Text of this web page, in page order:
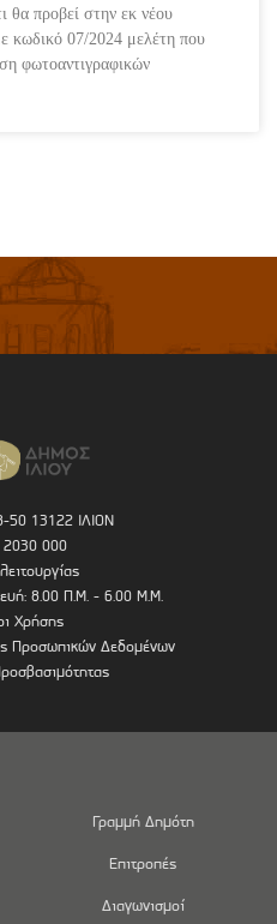
θα προβεί στην εκ νέου
κωδικό 07/2024 μελέτη που
φωτοαντιγραφικών
13122 ΙΛΙΟΝ
000
8.00 Π.Μ. - 6.00 Μ.Μ.
Χρήσης
Προσωπικών Δεδομένων
Γραμμή Δημότη
Επιτροπές
Διαγωνισμοί